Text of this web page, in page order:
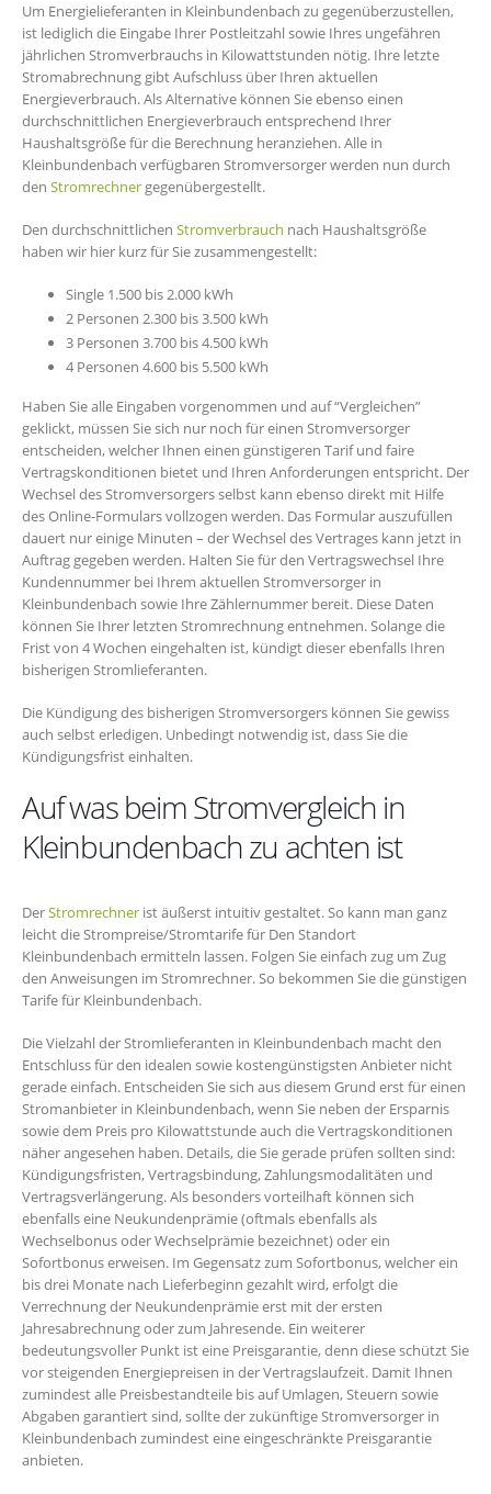
Um Energielieferanten in Kleinbundenbach zu gegenüberzustellen,
ist lediglich die Eingabe Ihrer Postleitzahl sowie Ihres ungefähren
jährlichen Stromverbrauchs in Kilowattstunden nötig. Ihre letzte
Stromabrechnung gibt Aufschluss über Ihren aktuellen
Energieverbrauch. Als Alternative können Sie ebenso einen
durchschnittlichen Energieverbrauch entsprechend Ihrer
Haushaltsgröße für die Berechnung heranziehen. Alle in
Kleinbundenbach verfügbaren Stromversorger werden nun durch
den Stromrechner gegenübergestellt.
Den durchschnittlichen Stromverbrauch nach Haushaltsgröße
haben wir hier kurz für Sie zusammengestellt:
Single 1.500 bis 2.000 kWh
2 Personen 2.300 bis 3.500 kWh
3 Personen 3.700 bis 4.500 kWh
4 Personen 4.600 bis 5.500 kWh
Haben Sie alle Eingaben vorgenommen und auf “Vergleichen”
geklickt, müssen Sie sich nur noch für einen Stromversorger
entscheiden, welcher Ihnen einen günstigeren Tarif und faire
Vertragskonditionen bietet und Ihren Anforderungen entspricht. Der
Wechsel des Stromversorgers selbst kann ebenso direkt mit Hilfe
des Online-Formulars vollzogen werden. Das Formular auszufüllen
dauert nur einige Minuten – der Wechsel des Vertrages kann jetzt in
Auftrag gegeben werden. Halten Sie für den Vertragswechsel Ihre
Kundennummer bei Ihrem aktuellen Stromversorger in
Kleinbundenbach sowie Ihre Zählernummer bereit. Diese Daten
können Sie Ihrer letzten Stromrechnung entnehmen. Solange die
Frist von 4 Wochen eingehalten ist, kündigt dieser ebenfalls Ihren
bisherigen Stromlieferanten.
Die Kündigung des bisherigen Stromversorgers können Sie gewiss
auch selbst erledigen. Unbedingt notwendig ist, dass Sie die
Kündigungsfrist einhalten.
Auf was beim Stromvergleich in
Kleinbundenbach zu achten ist
DerStromrechner ist äußerst intuitiv gestaltet. So kann man ganz
leicht die Strompreise/Stromtarife für Den Standort
Kleinbundenbach ermitteln lassen. Folgen Sie einfach zug um Zug
den Anweisungen im Stromrechner. So bekommen Sie die günstigen
Tarife für Kleinbundenbach.
Die Vielzahl der Stromlieferanten in Kleinbundenbach macht den
Entschluss für den idealen sowie kostengünstigsten Anbieter nicht
gerade einfach. Entscheiden Sie sich aus diesem Grund erst für einen
Stromanbieter in Kleinbundenbach, wenn Sie neben der Ersparnis
sowie dem Preis pro Kilowattstunde auch die Vertragskonditionen
näher angesehen haben. Details, die Sie gerade prüfen sollten sind:
Kündigungsfristen, Vertragsbindung, Zahlungsmodalitäten und
Vertragsverlängerung. Als besonders vorteilhaft können sich
ebenfalls eine Neukundenprämie (oftmals ebenfalls als
Wechselbonus oder Wechselprämie bezeichnet) oder ein
Sofortbonus erweisen. Im Gegensatz zum Sofortbonus, welcher ein
bis drei Monate nach Lieferbeginn gezahlt wird, erfolgt die
Verrechnung der Neukundenprämie erst mit der ersten
Jahresabrechnung oder zum Jahresende. Ein weiterer
bedeutungsvoller Punkt ist eine Preisgarantie, denn diese schützt Sie
vor steigenden Energiepreisen in der Vertragslaufzeit. Damit Ihnen
zumindest alle Preisbestandteile bis auf Umlagen, Steuern sowie
Abgaben garantiert sind, sollte der zukünftige Stromversorger in
Kleinbundenbach zumindest eine eingeschränkte Preisgarantie
anbieten.